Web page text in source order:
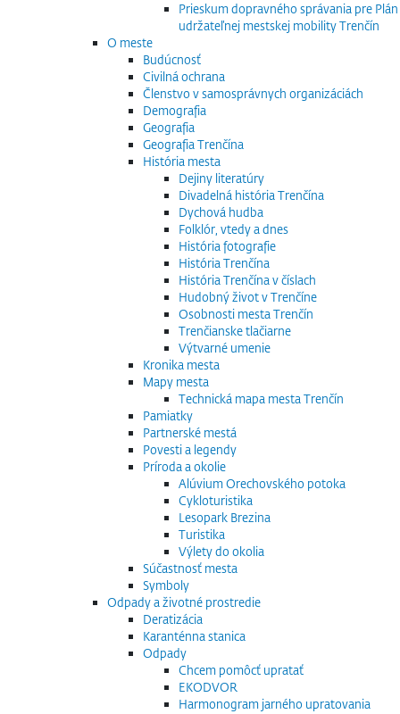
Prieskum dopravného správania pre Plán
udržateľnej mestskej mobility Trenčín
O meste
Budúcnosť
Civilná ochrana
Členstvo v samosprávnych organizáciách
Demografia
Geografia
Geografia Trenčína
História mesta
Dejiny literatúry
Divadelná história Trenčína
Dychová hudba
Folklór, vtedy a dnes
História fotografie
História Trenčína
História Trenčína v číslach
Hudobný život v Trenčíne
Osobnosti mesta Trenčín
Trenčianske tlačiarne
Výtvarné umenie
Kronika mesta
Mapy mesta
Technická mapa mesta Trenčín
Pamiatky
Partnerské mestá
Povesti a legendy
Príroda a okolie
Alúvium Orechovského potoka
Cykloturistika
Lesopark Brezina
Turistika
Výlety do okolia
Súčastnosť mesta
Symboly
Odpady a životné prostredie
Deratizácia
Karanténna stanica
Odpady
Chcem pomôcť upratať
EKODVOR
Harmonogram jarného upratovania